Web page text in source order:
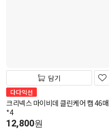
담기
다다익선
크리넥스 마이비데 클린케어 캡 46매
*4
12,800원